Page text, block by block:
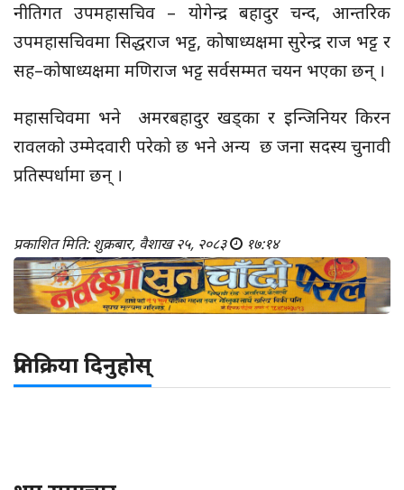
नीतिगत उपमहासचिव – योगेन्द्र बहादुर चन्द, आन्तरिक
उपमहासचिवमा सिद्धराज भट्ट, कोषाध्यक्षमा सुरेन्द्र राज भट्ट र
सह–कोषाध्यक्षमा मणिराज भट्ट सर्वसम्मत चयन भएका छन् ।
महासचिवमा भने अमरबहादुर खड्का र इन्जिनियर किरन
रावलको उम्मेदवारी परेको छ भने अन्य छ जना सदस्य चुनावी
प्रतिस्पर्धामा छन् ।
प्रकाशित मिति: शुक्रबार, वैशाख २५, २०८३ १७:१४
प्रतिक्रिया दिनुहोस्